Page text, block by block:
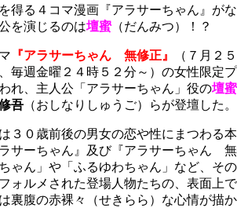
得る４コマ漫画『アラサーちゃん』がな
を演じるのは壇蜜（だんみつ） ！？
『アラサーちゃん 無修正』
（７月２５
毎週金曜２４時５２分～）の女性限定プ
れ、主人公「アラサーちゃん」役の壇蜜
吾 （おしなりしゅうご）らが登壇した。
３０歳前後の男女の恋や性にまつわる本
サーちゃん』及び『アラサーちゃん 無
ゃん」や「ふるゆわちゃん」など、その
ォルメされた登場人物たちの、表面上で
裏腹の赤裸々（せきらら）な心情が描か